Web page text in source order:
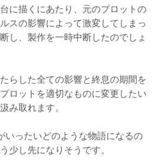
に描くにあたり、元のプロットの
スの影響によって激変してしまっ
し、製作を一時中断したのでしょ
らした全ての影響と終息の期間を
ロットを適切なものに変更したい
み取れます。
いったいどのような物語になるの
少し先になりそうです。